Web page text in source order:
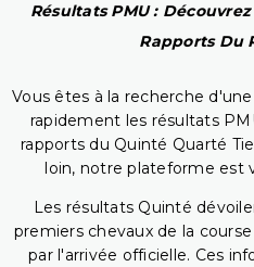
Résultats PMU :
Rapports Du
Vous êtes à la recherche
rapidement les résultats
rapports du Quinté Quarté
loin, notre plateforme est
Les résultats Quinté
premiers chevaux de la
par l'arrivée officielle. Ces